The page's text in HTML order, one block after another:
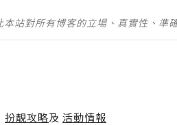
站對所有博客的立場、真實性、準
扮靚攻略及 活動情報